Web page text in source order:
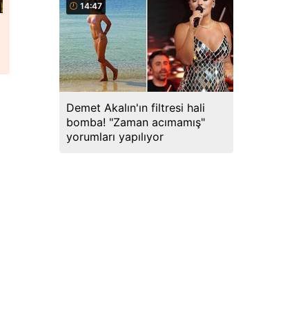
14:47
Demet Akalın'ın filtresi hali
bomba! "Zaman acımamış"
yorumları yapılıyor